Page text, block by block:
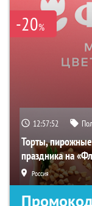
-20%
12:57:51
Торты,
праздника на
Россия